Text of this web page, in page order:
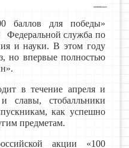
баллов для победы»
Федеральной служба по
и науки. В этом году
но впервые полностью
в течение апреля и
славы, стобалльники
как успешно
предметам.
акции «100